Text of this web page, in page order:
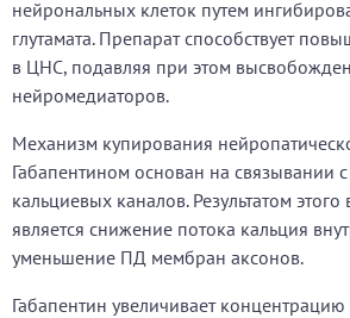
нейрональных клеток путем
глутамата. Препарат способствует
в ЦНС, подавляя при этом
нейромедиаторов.
Механизм купирования
Габапентином основан на связывании
кальциевых каналов. Результатом
является снижение потока кальция
уменьшение ПД мембран аксонов.
Габапентин увеличивает